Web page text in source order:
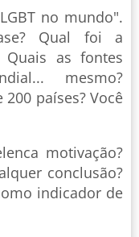
no mundo".
Qual foi a
Quais as fontes
mesmo?
países? Você
motivação?
conclusão?
indicador de